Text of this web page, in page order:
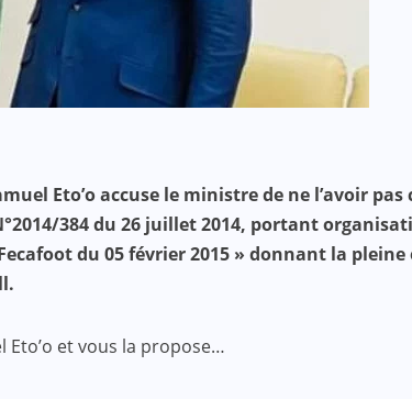
Eto’o accuse le ministre de ne l’avoir
384 du 26 juillet 2014, portant
du 05 février 2015 » donnant la
Eto’o et vous la propose…